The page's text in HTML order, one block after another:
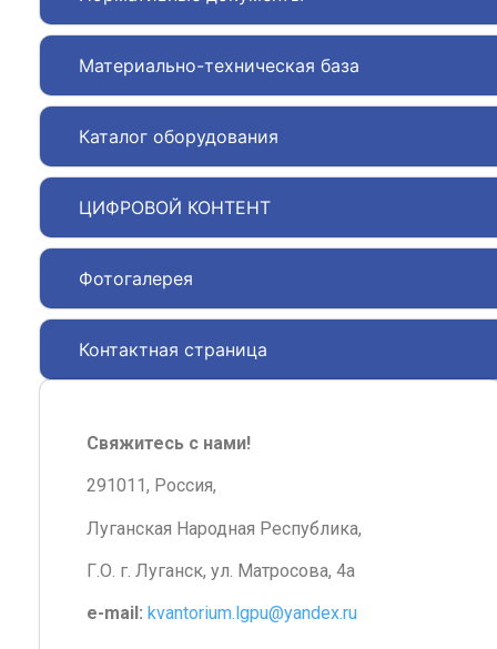
Материально-техническая база
Каталог оборудования
ЦИФРОВОЙ КОНТЕНТ
Фотогалерея
Контактная страница
Свяжитесь с нами!
291011, Россия,
Луганская Народная Республика,
Г.О. г. Луганск, ул. Матросова, 4а
e-mail: kvantorium.lgpu@yandex.ru